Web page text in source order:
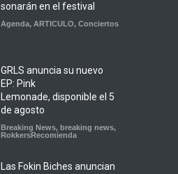
sonarán en el festival
Agenda, ARTICULO, Conciertos
GRLS anuncia su nuevo
EP: Pink
Lemonade, disponible el 5
de agosto
Breaking News, breaking news,
RokkersRecomienda
Las Fokin Biches anuncian